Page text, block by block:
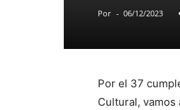
Por - 06/12/2023
Por el 37
Cultural,